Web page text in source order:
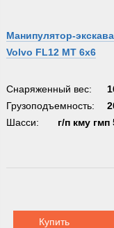
Манипулятор-
Volvo FL12 MT 6x6
Снаряженный вес:
Грузоподъемность:
Шасси:
г/п кму гмп
Купить